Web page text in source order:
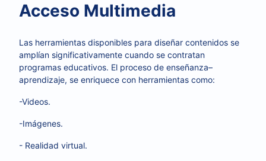
Acceso Multimedia
Las herramientas disponibles para diseñar contenidos se
amplían significativamente cuando se contratan
programas educativos. El proceso de enseñanza–
aprendizaje, se enriquece con herramientas como:
-Videos.
-Imágenes.
- Realidad virtual.